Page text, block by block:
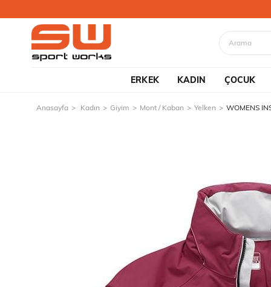
ERKEK KADIN ÇOCUK
Anasayfa Kadın Giyim Mont / Kaban Yelken WOMENS